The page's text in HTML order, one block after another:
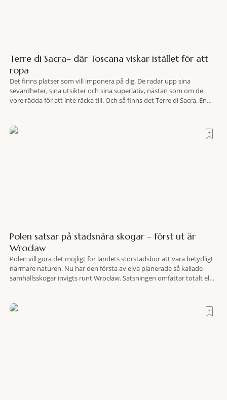
Terre di Sacra– där Toscana viskar istället för att
ropa
Det finns platser som vill imponera på dig. De radar upp sina
sevärdheter, sina utsikter och sina superlativ, nästan som om de
vore rädda för att inte räcka till. Och så finns det Terre di Sacra. En
Polen satsar på stadsnära skogar – först ut är
Wrocław
Polen vill göra det möjligt för landets storstadsbor att vara betydligt
närmare naturen. Nu har den första av elva planerade så kallade
samhällsskogar invigts runt Wrocław. Satsningen omfattar totalt elva
fler människor ska kunna promenera, motionera